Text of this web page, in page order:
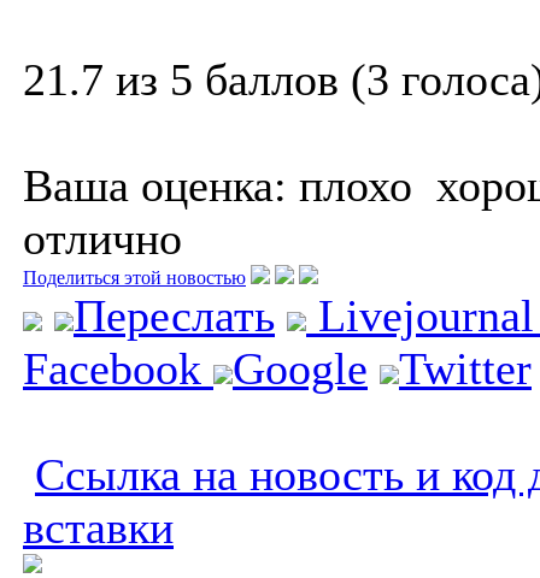
21.7 из 5 баллов (3
Ваша оценка: плохо
отлично
Поделиться этой новостью
Переслать
Facebook
Google Twitter
Ссылка на новость и код
вставки